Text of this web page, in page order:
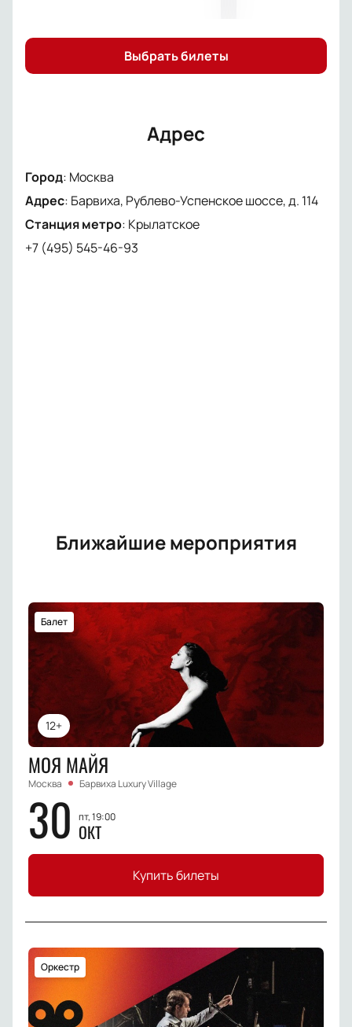
Выбрать билеты
Адрес
Город: Москва
Адрес: Барвиха, Рублево-Успенское шоссе, д. 114
Станция метро: Крылатское
+7 (495) 545-46-93
Ближайшие мероприятия
12+
Балет
МОЯ МАЙЯ
Москва Барвиха Luxury Village
30 пт, 19:00
ОКТ
Купить билеты
Оркестр